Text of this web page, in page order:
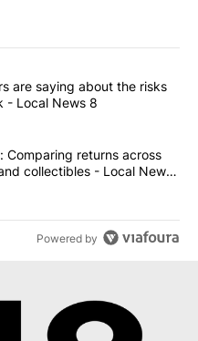
articles in the last
advisors are saying
are saying about the risks
- Local News 8
experiment: Comparing
Comparing returns across
collectibles - Local News
Powered by